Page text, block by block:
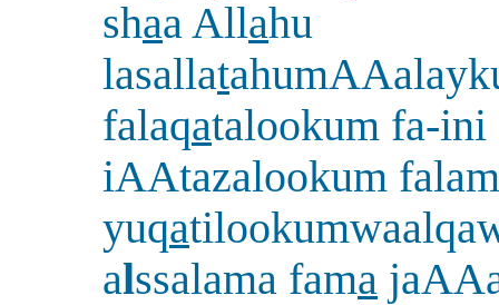
shaa Allahu
lasallat
falaqatalookum fa-ini
iAAtazalookum falam
yuqa
alssalama fama